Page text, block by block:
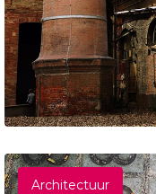
Architectuur